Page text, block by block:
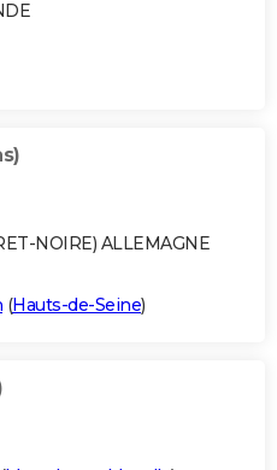
NOIRE) ALLEMAGNE
(Hauts-de-Seine)